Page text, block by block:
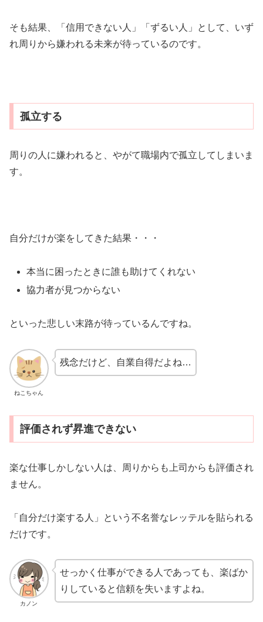
そも結果、「信用できない人」「ずるい人」として、いず
れ周りから嫌われる未来が待っているのです。
孤立する
周りの人に嫌われると、やがて職場内で孤立してしまいま
す。
自分だけが楽をしてきた結果・・・
本当に困ったときに誰も助けてくれない
協力者が見つからない
といった悲しい末路が待っているんですね。
ねこちゃん
残念だけど、自業自得だよね…
評価されず昇進できない
楽な仕事しかしない人は、周りからも上司からも評価され
ません。
「自分だけ楽する人」という不名誉なレッテルを貼られる
だけです。
カノン
せっかく仕事ができる人であっても、楽ばか
りしていると信頼を失いますよね。